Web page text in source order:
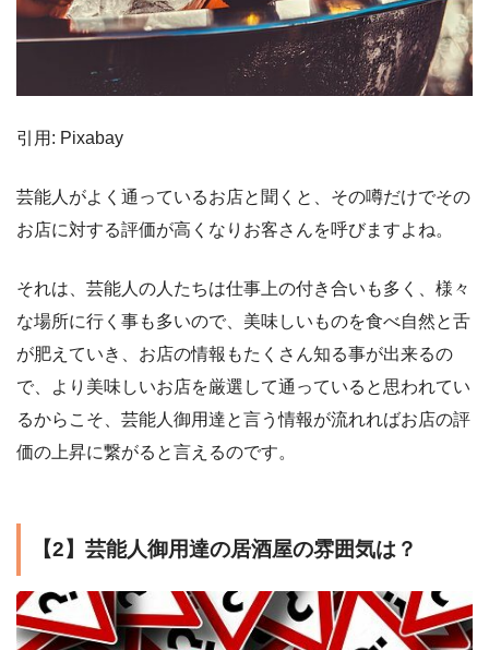
引用: Pixabay
芸能人がよく通っているお店と聞くと、その噂だけでその
お店に対する評価が高くなりお客さんを呼びますよね。
それは、芸能人の人たちは仕事上の付き合いも多く、様々
な場所に行く事も多いので、美味しいものを食べ自然と舌
が肥えていき、お店の情報もたくさん知る事が出来るの
で、より美味しいお店を厳選して通っていると思われてい
るからこそ、芸能人御用達と言う情報が流れればお店の評
価の上昇に繋がると言えるのです。
【2】芸能人御用達の居酒屋の雰囲気は？